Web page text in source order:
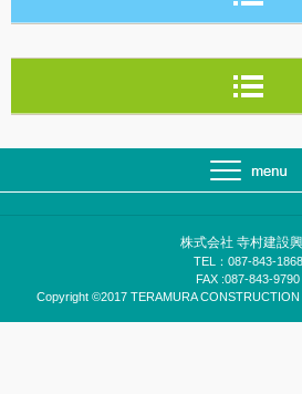
株式会社 寺村建設
TEL：087-843-1868
FAX :087-843-9790
Copyright ©2017 TERAMURA CONSTRUCTION